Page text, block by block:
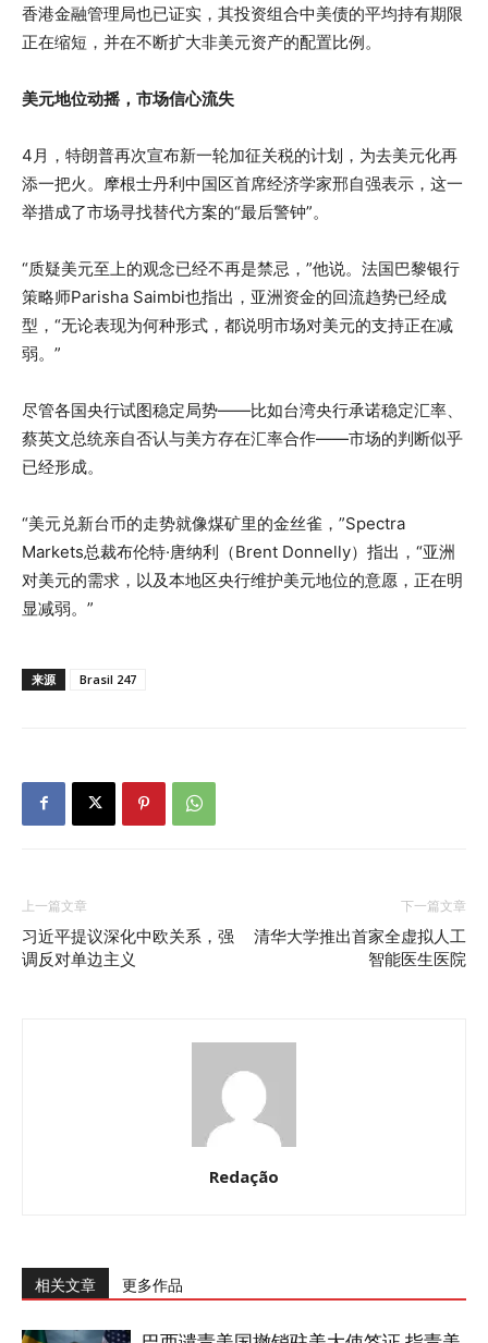
香港金融管理局也已证实，其投资组合中美债的平均持有期限
正在缩短，并在不断扩大非美元资产的配置比例。
美元地位动摇，市场信心流失
4月，特朗普再次宣布新一轮加征关税的计划，为去美元化再
添一把火。摩根士丹利中国区首席经济学家邢自强表示，这一
举措成了市场寻找替代方案的“最后警钟”。
“质疑美元至上的观念已经不再是禁忌，”他说。法国巴黎银行
策略师Parisha Saimbi也指出，亚洲资金的回流趋势已经成
型，“无论表现为何种形式，都说明市场对美元的支持正在减
弱。”
尽管各国央行试图稳定局势——比如台湾央行承诺稳定汇率、
蔡英文总统亲自否认与美方存在汇率合作——市场的判断似乎
已经形成。
“美元兑新台币的走势就像煤矿里的金丝雀，”Spectra
Markets总裁布伦特·唐纳利（Brent Donnelly）指出，“亚洲
对美元的需求，以及本地区央行维护美元地位的意愿，正在明
显减弱。”
来源 Brasil 247
上一篇文章
习近平提议深化中欧关系，强
调反对单边主义
下一篇文章
清华大学推出首家全虚拟人工
智能医生医院
Redação
相关文章 更多作品